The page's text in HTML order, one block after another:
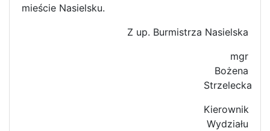
mieście Nasielsku.
Z up. Burmistrza Nasielska
mgr
Bożena
Strzelecka
Kierownik
Wydziału